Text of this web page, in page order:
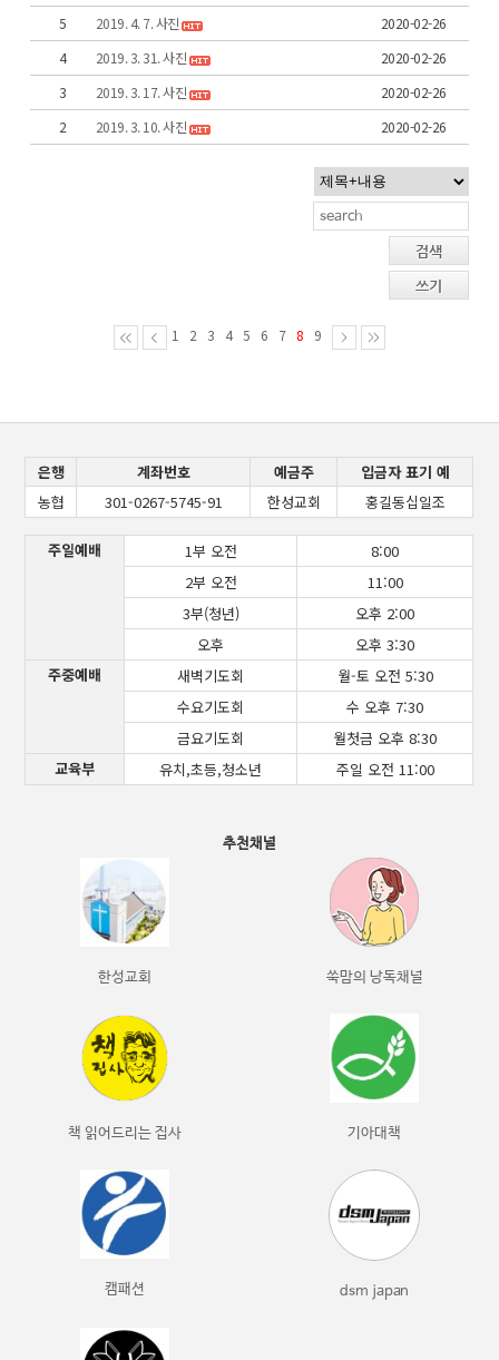
5
2019. 4. 7. 사진
2020-02-26
4
2019. 3. 31. 사진
2020-02-26
3
2019. 3. 17. 사진
2020-02-26
2
2019. 3. 10. 사진 2020-02-26
검색
쓰기
1 2 3 4 5 6 7 8 9
은행 계좌번호 예금주
입금자 표기 예
농협
301-0267-5745-91 한성교회 홍길동십일조
주일예배 1부 오전
8:00
2부 오전
11:00
3부(청년)
오후 2:00
오후
오후 3:30
주중예배
새벽기도회
월-토 오전 5:30
수요기도회
수 오후 7:30
금요기도회
월첫금 오후 8:30
교육부
유치,초등,청소년 주일 오전 11:00
추천채널
한성교회 쑥맘의 낭독채널
책 읽어드리는 집사 기아대책
캠패션 dsm japan